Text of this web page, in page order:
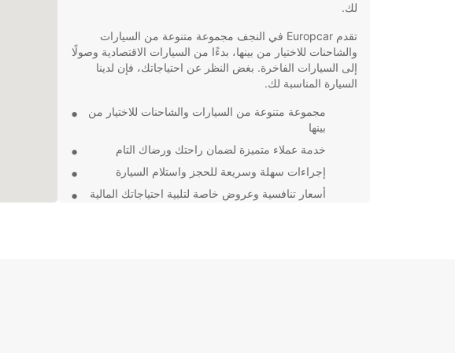
لك.
تقدم Europcar في النجف مجموعة متنوعة من السيارات
والشاحنات للاختيار من بينها، بدءًا من السيارات الاقتصادية وصولًا
إلى السيارات الفاخرة. بغض النظر عن احتياجاتك، فإن لدينا
السيارة المناسبة لك.
مجموعة متنوعة من السيارات والشاحنات للاختيار من
بينها
خدمة عملاء متميزة لضمان راحتك ورضاك التام
إجراءات سهلة وسريعة للحجز واستلام السيارة
أسعار تنافسية وعروض خاصة لتلبية احتياجاتك المالية